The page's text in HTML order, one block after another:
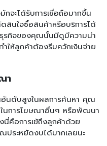
จะได้รับการเชื่อถือมากขึ้น
สินใจซื้อสินค้าหรือบริการได้
ธุรกิจของคุณนั้นมีดูมีความน่า
ให้ลูกค้าต้องรีบควักเงินจ่าย
า
อันดับสูงในผลการค้นหา คุณ
ในการโฆษณาอื่นๆ หรือพัฒนา
คือการเข้ถึงลูกค้าด้วย
ประหยัดงบได้มากเลยนะ